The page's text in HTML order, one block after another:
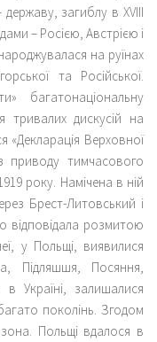
загиблу в XVIII
– Росією, Австрією і
на руїнах
та Російської.
багатонаціональну
тривалих дискусій на
«Декларація Верховної
приводу тимчасового
року. Намічена в ній
Брест-Литовський і
розмитою
у Польщі, виявилися
Підляшшя, Посяння,
Україні, залишалися
поколінь. Згодом
Польщі вдалося в